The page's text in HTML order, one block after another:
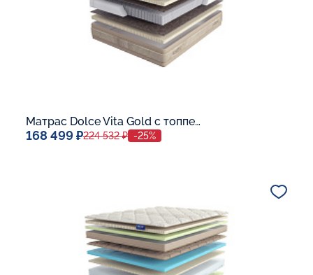
Матрас Dolce Vita Gold с топпером Latex 42
168 499 ₽224 532 ₽ -25%
В корзину